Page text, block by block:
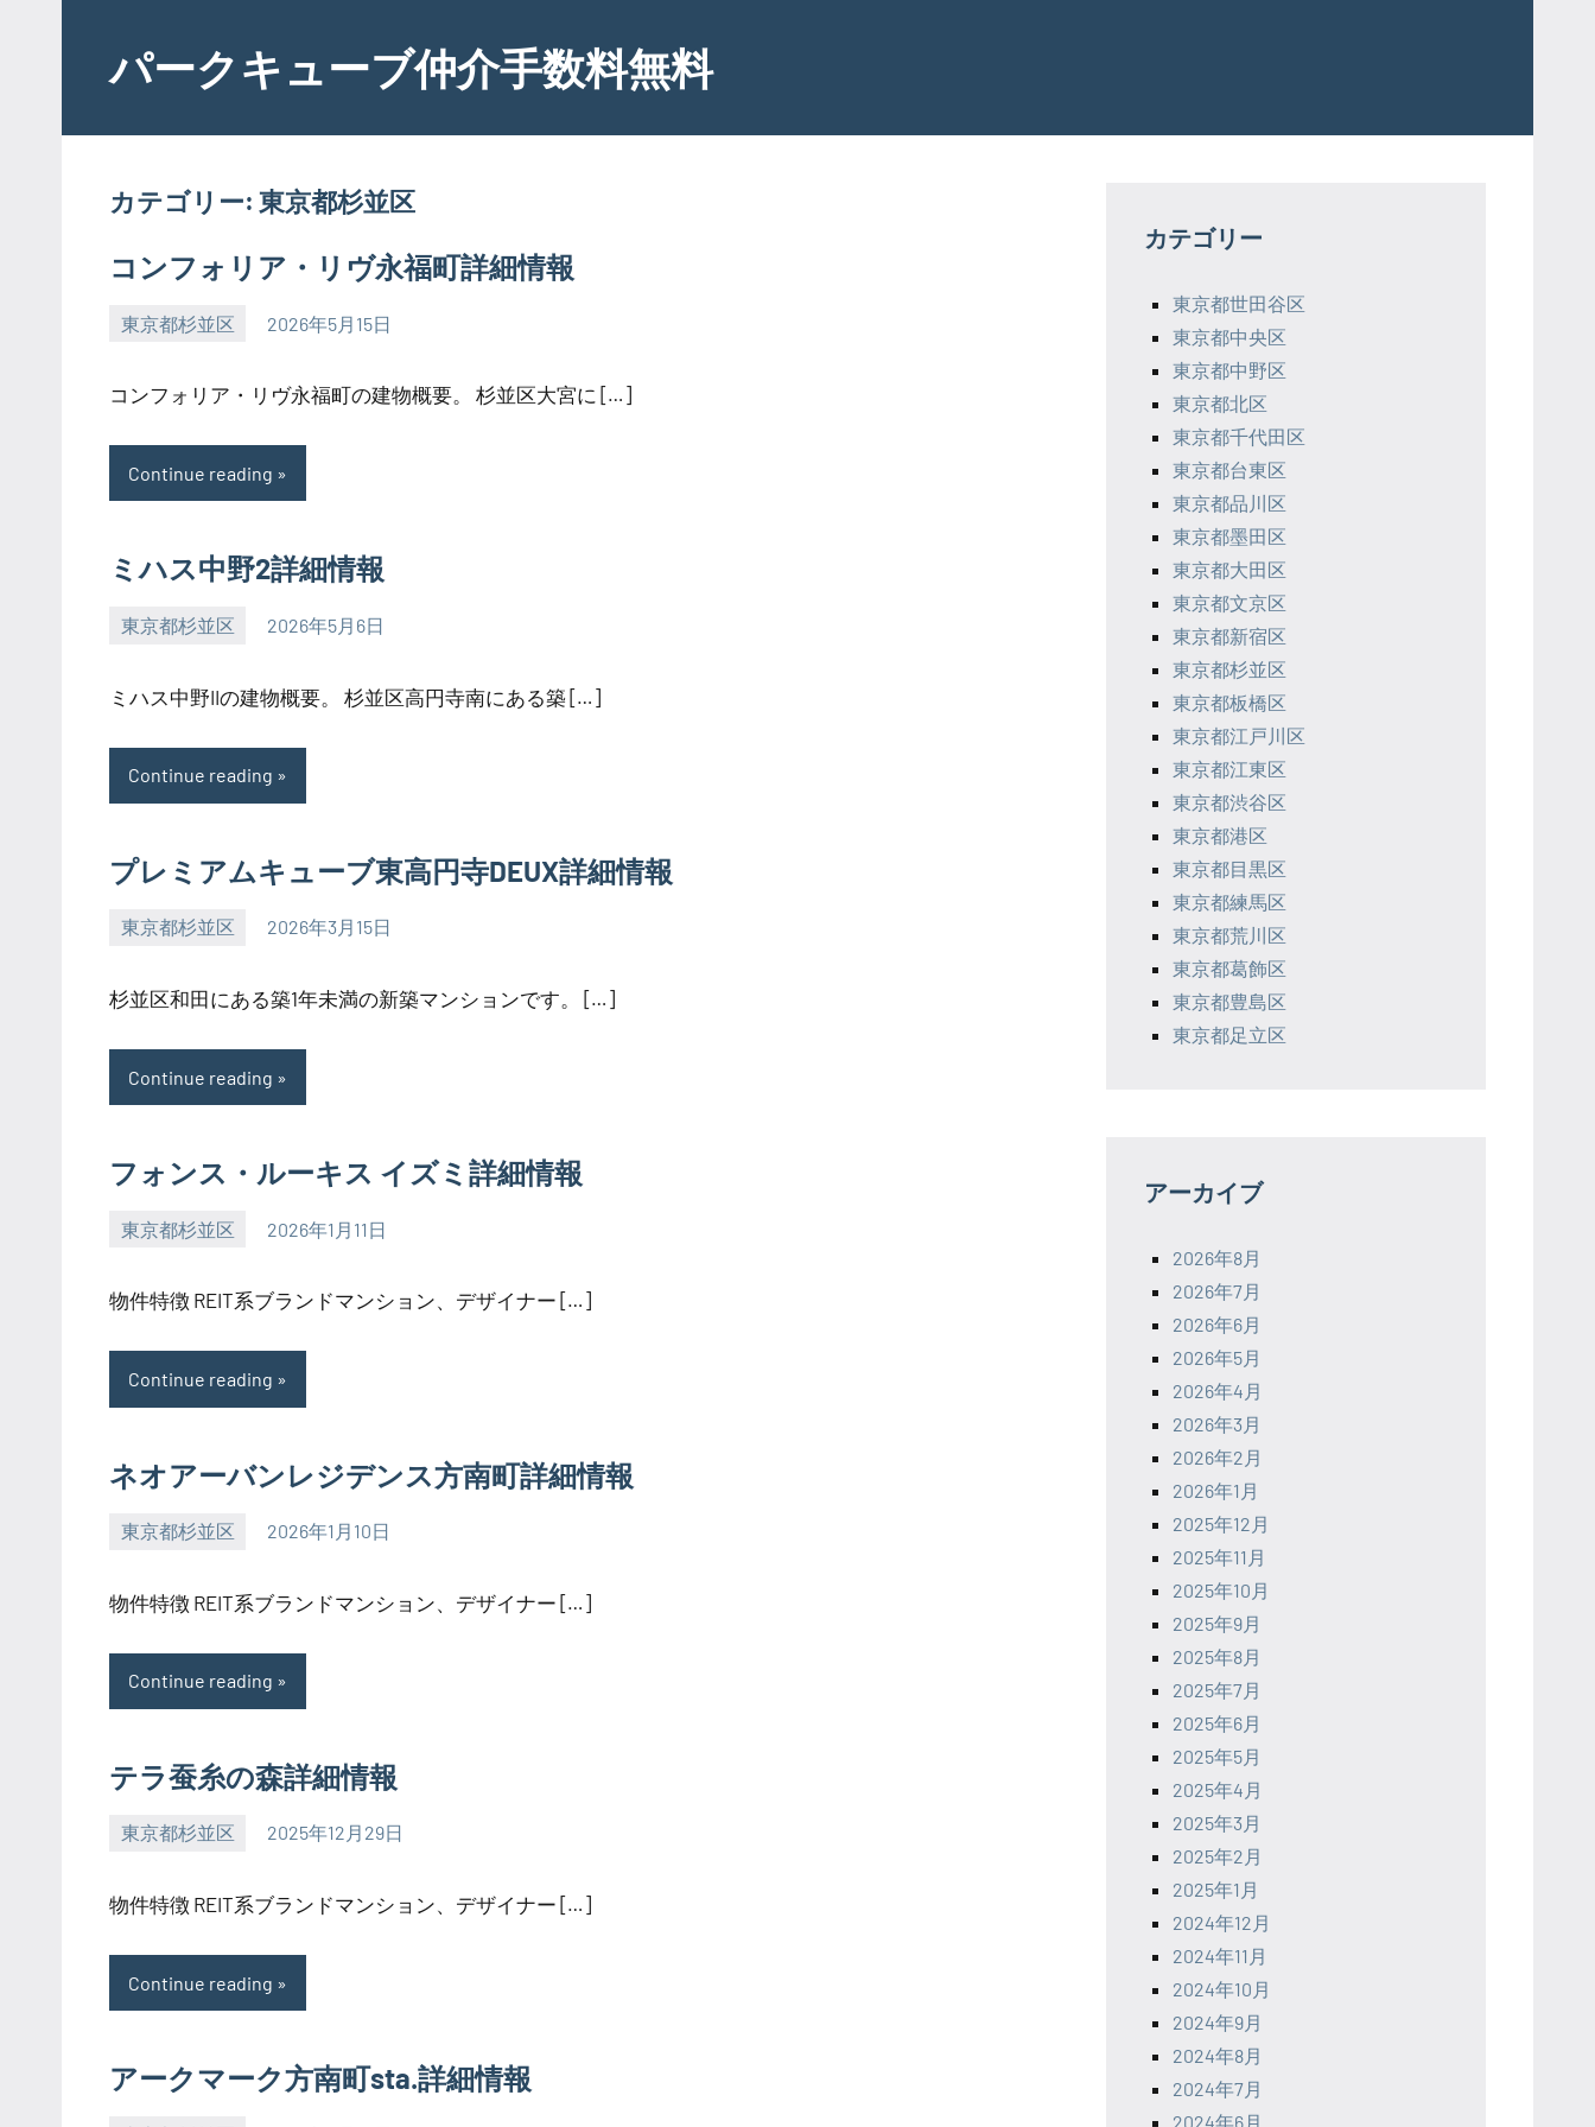
contentパークキューブ仲介手数料無料
カテゴリー: 東京都杉並区
コンフォリア・リヴ永福町詳細情報
東京都杉並区 2026年5月15日
SEZIMO
コンフォリア・リヴ永福町の建物概要。 杉並区大宮に […]
Continue reading
ミハス中野2詳細情報
東京都杉並区 2026年5月6日
SEZIMO
ミハス中野IIの建物概要。 杉並区高円寺南にある築 […]
Continue reading
プレミアムキューブ東高円寺DEUX詳細情報
東京都杉並区 2026年3月15日
SEZIMO
杉並区和田にある築1年未満の新築マンションです。 […]
Continue reading
フォンス・ルーキス イズミ詳細情報
東京都杉並区 2026年1月11日
SEZIMO
物件特徴 REIT系ブランドマンション、デザイナー […]
Continue reading
ネオアーバンレジデンス方南町詳細情報
東京都杉並区 2026年1月10日
SEZIMO
物件特徴 REIT系ブランドマンション、デザイナー […]
Continue reading
テラ蚕糸の森詳細情報
東京都杉並区 2025年12月29日
SEZIMO
物件特徴 REIT系ブランドマンション、デザイナー […]
Continue reading
アークマーク方南町sta.詳細情報
カテゴリー
東京都世田谷区
東京都中央区
東京都中野区
東京都北区
東京都千代田区
東京都台東区
東京都品川区
東京都墨田区
東京都大田区
東京都文京区
東京都新宿区
東京都杉並区
東京都板橋区
東京都江戸川区
東京都江東区
東京都渋谷区
東京都港区
東京都目黒区
東京都練馬区
東京都荒川区
東京都葛飾区
東京都豊島区
東京都足立区
アーカイブ
2026年8月
2026年7月
2026年6月
2026年5月
2026年4月
2026年3月
2026年2月
2026年1月
2025年12月
2025年11月
2025年10月
2025年9月
2025年8月
2025年7月
2025年6月
2025年5月
2025年4月
2025年3月
2025年2月
2025年1月
2024年12月
2024年11月
2024年10月
2024年9月
2024年8月
2024年7月
2024年6月